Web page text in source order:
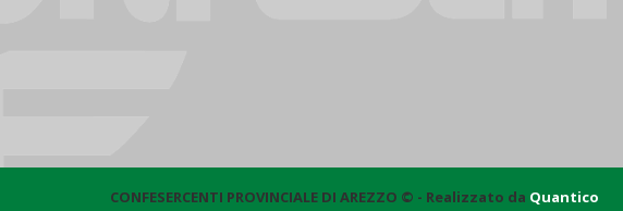
CONFESERCENTI PROVINCIALE DI AREZZO © - Realizzato da Quantico